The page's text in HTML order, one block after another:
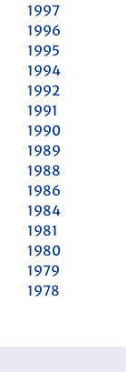
1997
1996
1995
1994
1992
1991
1990
1989
1988
1986
1984
1981
1980
1979
1978